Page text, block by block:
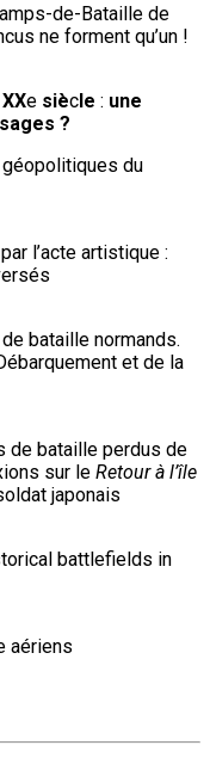
de-Bataille de
ne forment qu’un !
e siècle : une
?
du
l’acte artistique :
bataille normands.
et de la
de bataille perdus de
sur le Retour à l’île
japonais
battlefields in
aériens